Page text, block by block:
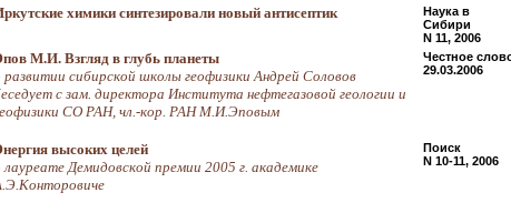
химики синтезировали новый антисептик
Наука в
Сибири
N 11, 2006
М.И. Взгляд в глубь планеты
развитии сибирской школы геофизики Андрей Соловов
с зам. директора Института нефтегазовой геологии и
СО РАН, чл.-кор. РАН М.И.Эповым
Честное
29.03.2006
высоких целей
лауреате Демидовской премии 2005 г. академике
Поиск
N 10-11, 2006